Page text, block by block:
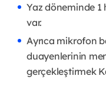
Yaz döneminde 1
var.
Ayrıca mikrofon
duayenlerinin
gerçekleştirmek